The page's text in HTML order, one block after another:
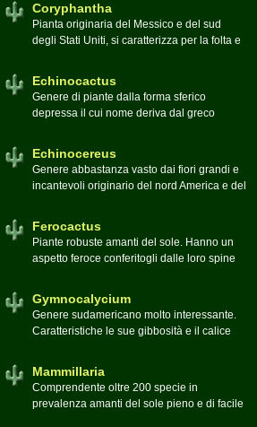
ModeratoreLuca
Coryphantha
Pianta originaria del Messico e del sud
degli Stati Uniti, si caratterizza per la folta e
ànthos (fiore) per via dei suoi fiori che
spuntano sulla cima della pianta
Moderatore
Echinocactus
Genere di piante dalla forma sferico
depressa il cui nome deriva dal greco
denominati cactus barile per il loro notevole
pessimo
Echinocereus
Genere abbastanza vasto dai fiori grandi e
incantevoli originario del nord America e del
Ferocactus
Piante robuste amanti del sole. Hanno un
aspetto feroce conferitogli dalle loro spine
Gymnocalycium
Genere sudamericano molto interessante.
Caratteristiche le sue gibbosità e il calice
Mammillaria
Comprendente oltre 200 specie in
prevalenza amanti del sole pieno e di facile